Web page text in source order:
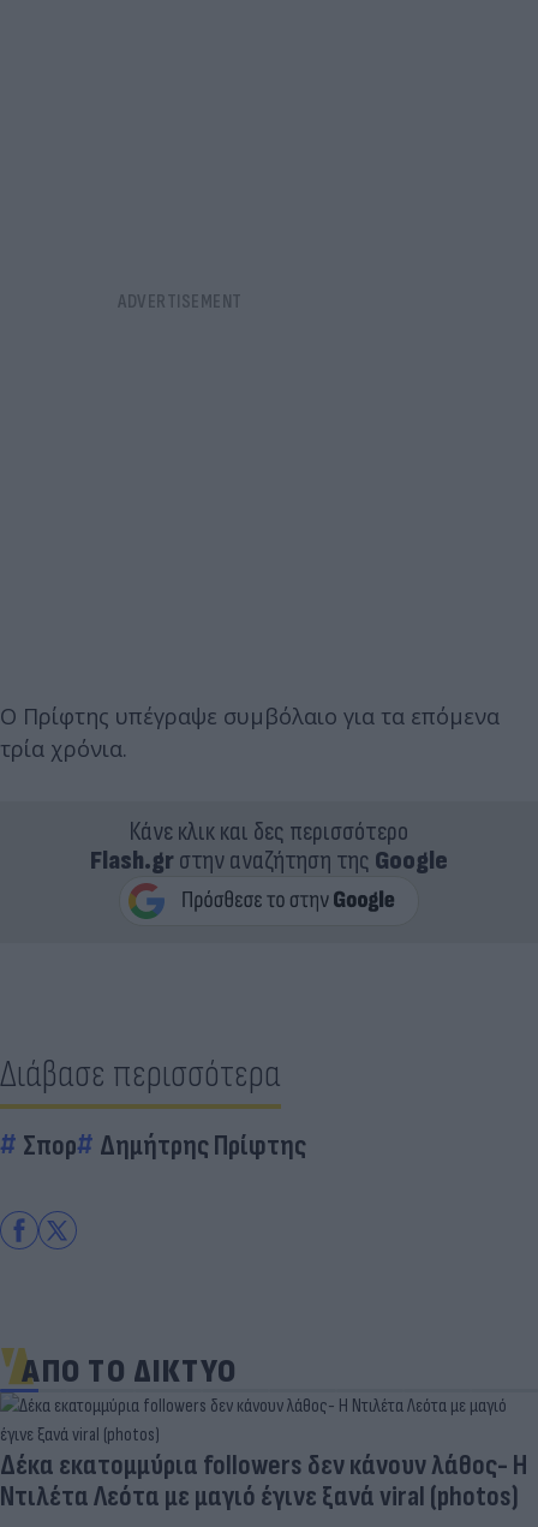
Ο Πρίφτης υπέγραψε συμβόλαιο για τα επόμενα
τρία χρόνια.
Κάνε κλικ και δες περισσότερο
Flash.grστην αναζήτηση της Google
Διάβασε περισσότερα
Σπορ Δημήτρης Πρίφτης
ΑΠΟ ΤΟ ΔΙΚΤΥΟ
Πανζουρλισμός στην παρουσίαση του Σαλάχ -
Χιλιάδες κόσμου στο γήπεδο της Τραμπζονσπόρ